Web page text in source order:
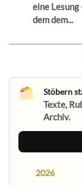
eine
dem dem...
Stöbern
Texte,
Archiv.
2026